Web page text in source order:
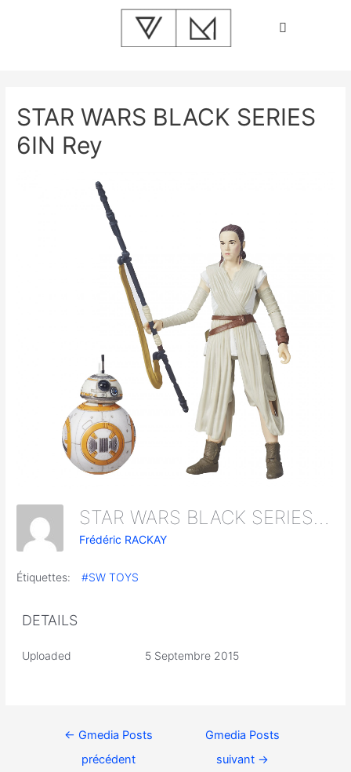
STAR WARS BLACK SERIES
6IN Rey
Frédéric RACKAY
Étiquettes: #SW TOYS
DETAILS
Uploaded 5 Septembre 2015
← Gmedia Posts
précédent
Gmedia Posts
suivant →